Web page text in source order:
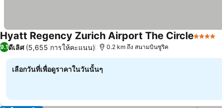
Hyatt Regency Zurich Airport The Circle4 ดาว
9.1ดีเลิศ (5,655 การให้คะแนน) 0.2 km ถึง สนามบินซูริค
เลือกวันที่เพื่อดูราคาในวันนั้นๆ